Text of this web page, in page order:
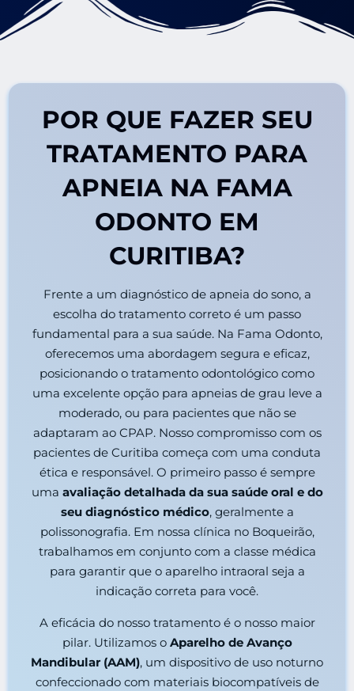
POR QUE FAZER SEU
TRATAMENTO PARA
APNEIA NA FAMA
ODONTO EM
CURITIBA?
Frente a um diagnóstico de apneia do sono, a
escolha do tratamento correto é um passo
fundamental para a sua saúde. Na Fama Odonto,
oferecemos uma abordagem segura e eficaz,
posicionando o tratamento odontológico como
uma excelente opção para apneias de grau leve a
moderado, ou para pacientes que não se
adaptaram ao CPAP. Nosso compromisso com os
pacientes de Curitiba começa com uma conduta
ética e responsável. O primeiro passo é sempre
uma avaliação detalhada da sua saúde oral e do
seu diagnóstico médico, geralmente a
polissonografia. Em nossa clínica no Boqueirão,
trabalhamos em conjunto com a classe médica
para garantir que o aparelho intraoral seja a
indicação correta para você.
A eficácia do nosso tratamento é o nosso maior
pilar. Utilizamos o Aparelho de Avanço
Mandibular (AAM), um dispositivo de uso noturno
confeccionado com materiais biocompatíveis de